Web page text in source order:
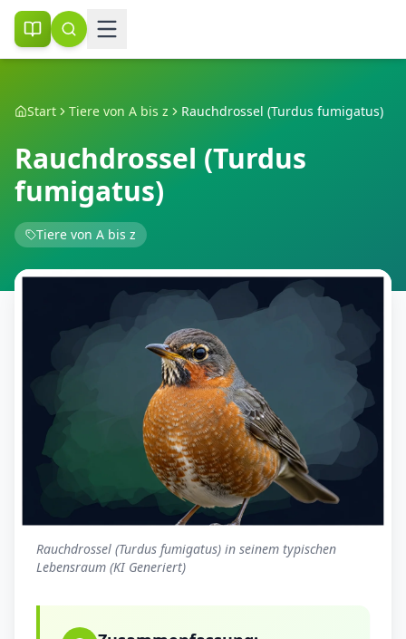
Start Tiere von A bis z Rauchdrossel (Turdus fumigatus)
Rauchdrossel (Turdus
fumigatus)
Tiere von A bis z
Rauchdrossel (Turdus fumigatus) in seinem typischen
Lebensraum (KI Generiert)